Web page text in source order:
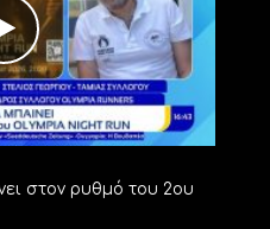
στον ρυθμό του 2ου